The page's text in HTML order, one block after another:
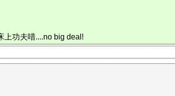
上功夫唶....no big deal!